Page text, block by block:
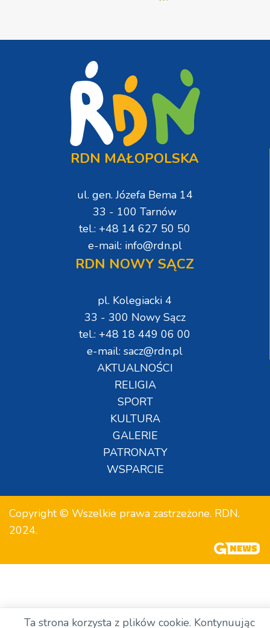
RDN MAŁOPOLSKA
ul. gen. Józefa Bema 14
33 - 100 Tarnów
tel.: +48 14 627 50 50
e-mail: info@rdn.pl
RDN NOWY SĄCZ
pl. Kolegiacki 4
33 - 300 Nowy Sącz
tel.: +48 18 449 06 00
e-mail: sacz@rdn.pl
AKTUALNOŚCI
RELIGIA
SPORT
KULTURA
GALERIE
PATRONATY
WSPARCIE
Copyright © Wszelkie prawa zastrzeżone. RDN.
2024.
Ta strona korzysta z plików cookie. Kontynuując